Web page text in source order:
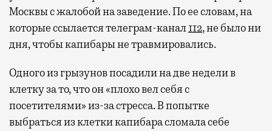
Москвы с жалобой на заведение. По ее словам, на
которые ссылается телеграм-канал112, не было ни
дня, чтобы капибары не травмировались.
Одного из грызунов посадили на две недели в
клетку за то, что он «плохо вел себя с
посетителями» из-за стресса. В попытке
выбраться из клетки капибара сломала себе